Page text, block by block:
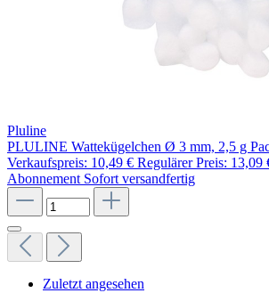
Pluline
PLULINE Wattekügelchen Ø 3 mm, 2,5 g
Verkaufspreis: 10,49 € Regulärer Preis: 13,09
Abonnement Sofort versandfertig
Zuletzt angesehen